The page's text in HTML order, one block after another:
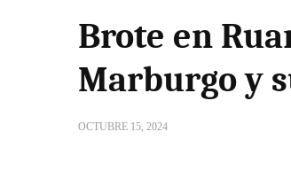
Brote en
Marburgo y
OCTUBRE 15, 2024